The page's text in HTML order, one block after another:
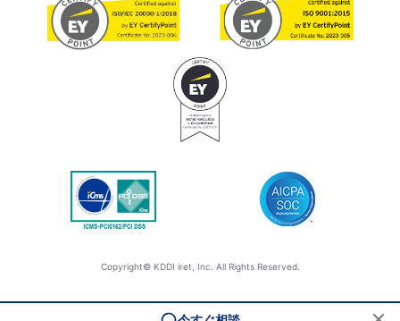
Copyright© KDDI iret, Inc. All Rights Reserved.